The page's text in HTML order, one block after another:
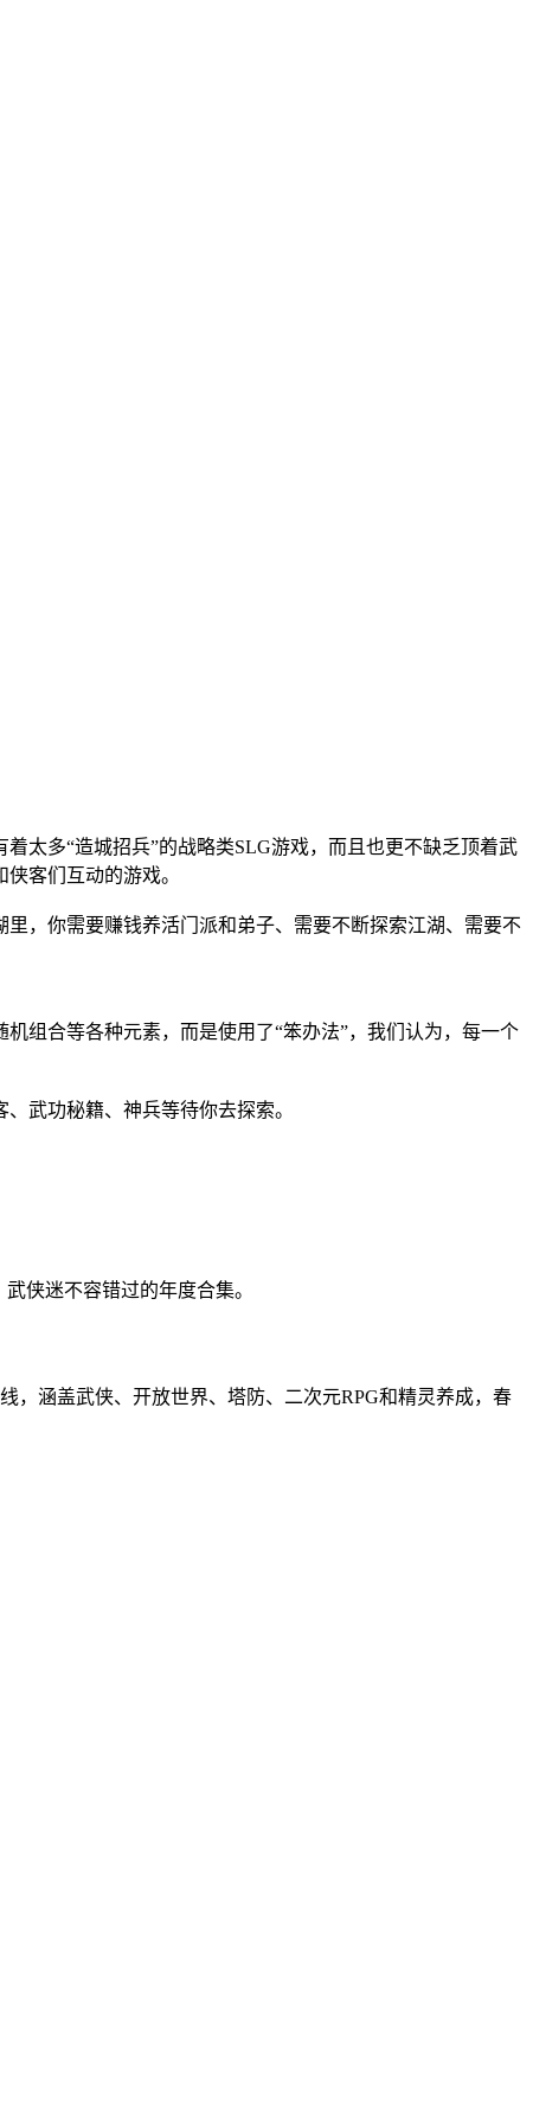
太多“造城招兵”的战略类SLG游戏，而且也更不缺乏顶着武
客们互动的游戏。
，你需要赚钱养活门派和弟子、需要不断探索江湖、需要不
组合等各种元素，而是使用了“笨办法”，我们认为，每一个
武功秘籍、神兵等待你去探索。
侠迷不容错过的年度合集。
，涵盖武侠、开放世界、塔防、二次元RPG和精灵养成，春